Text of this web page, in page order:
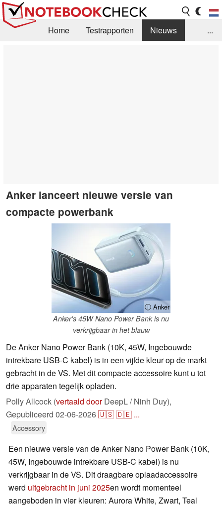
Home Testrapporten
Nieuws
...
Anker lanceert nieuwe versie van
compacte powerbank
ⓘ Anker
Anker's 45W Nano Power Bank is nu
verkrijgbaar in het blauw
De Anker Nano Power Bank (10K, 45W, Ingebouwde
intrekbare USB-C kabel) is in een vijfde kleur op de markt
gebracht in de VS. Met dit compacte accessoire kunt u tot
drie apparaten tegelijk opladen.
Polly Allcock (vertaald doorDeepL / Ninh Duy),
Gepubliceerd 02-06-2026🇺🇸🇩🇪 ...
Accessory
Een nieuwe versie van de Anker Nano Power Bank (10K,
45W, Ingebouwde intrekbare USB-C kabel) is nu
verkrijgbaar in de VS. Dit draagbare oplaadaccessoire
werd uitgebracht in juni 2025en wordt momenteel
aangeboden in vier kleuren: Aurora White, Zwart, Teal